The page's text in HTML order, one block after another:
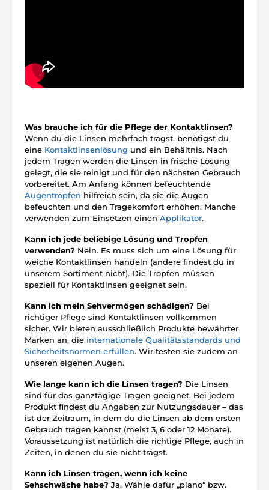
Was brauche ich für die Pflege der Kontaktlinsen?
Wenn du die Linsen mehrfach trägst, benötigst du
eine Kontaktlinsenlösung und ein Behältnis. Nach
jedem Tragen werden die Linsen in frische Lösung
gelegt, die sie reinigt und für den nächsten Gebrauch
vorbereitet. Am Anfang können befeuchtende
Augentropfen hilfreich sein, da sie die Augen
befeuchten und den Tragekomfort erhöhen. Manche
verwenden zum Einsetzen einen Applikator.
Kann ich jede beliebige Lösung und Tropfen
verwenden? Nein. Es muss sich um eine Lösung für
weiche Kontaktlinsen handeln (andere findest du in
unserem Sortiment nicht). Die Tropfen müssen
speziell für Kontaktlinsen geeignet sein.
Kann ich mein Sehvermögen schädigen? Bei
richtiger Pflege sind Kontaktlinsen vollkommen
sicher. Wir bieten ausschließlich Produkte bewährter
Marken an, die internationale Qualitätsstandards und
Sicherheitsnormen erfüllen. Wir testen sie zudem an
unseren eigenen Augen.
Wie lange kann ich die Linsen tragen? Die Linsen
sind für das ganztägige Tragen geeignet. Bei jedem
Produkt findest du Angaben zur Nutzungsdauer – das
ist der Zeitraum, in dem du die Linsen ab dem ersten
Gebrauch tragen kannst (meist 3, 6 oder 12 Monate).
Voraussetzung ist natürlich die richtige Pflege, auch in
Zeiten, in denen du sie nicht trägst.
Kann ich Linsen tragen, wenn ich keine
Sehschwäche habe? Ja. Wähle dafür „plano“ bzw.